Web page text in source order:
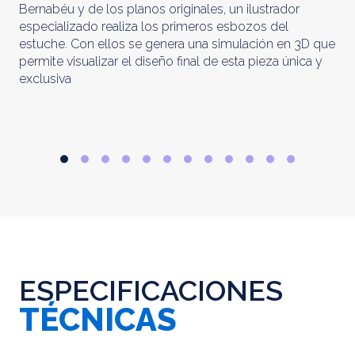
Bernabéu y de los planos originales, un ilustrador
especializado realiza los primeros esbozos del
estuche. Con ellos se genera una simulación en 3D que
permite visualizar el diseño final de esta pieza única y
exclusiva
ESPECIFICACIONES
TÉCNICAS